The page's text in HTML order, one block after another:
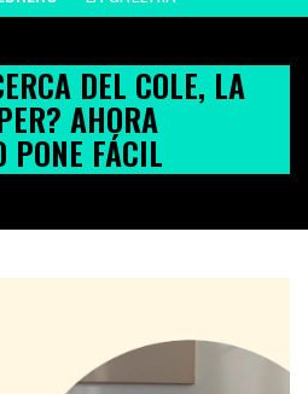
DEL COLE, LA
AHORA
PONE FÁCIL